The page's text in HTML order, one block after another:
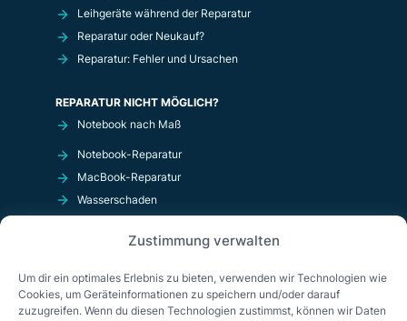
Zustimmung verwalten
Um dir ein optimales Erlebnis zu bieten, verwenden wir Technologien wie
Cookies, um Geräteinformationen zu speichern und/oder darauf
zuzugreifen. Wenn du diesen Technologien zustimmst, können wir Daten
Leihgeräte während der Reparatur
Reparatur oder Neukauf?
Reparatur: Fehler und Ursachen
REPARATUR NICHT MÖGLICH?
Notebook nach Maß
Notebook-Reparatur
MacBook-Reparatur
Wasserschaden
OnlineShop